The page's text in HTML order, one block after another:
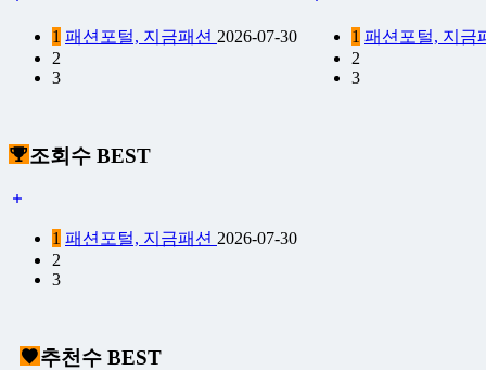
1 패션포털, 지금패션 2026-07-30
2
3
1 패션포털, 지금
2
3
조회수 BEST
1 패션포털, 지금패션 2026-07-30
2
3
추천수 BEST